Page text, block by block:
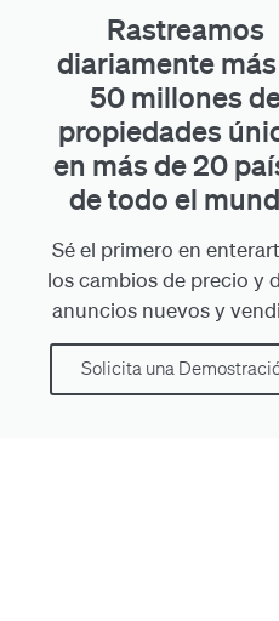
Rastreamos
diariamente
50 millones
propiedades
en más de 20
de todo el
Sé el primero en
los cambios de precio y
anuncios nuevos y
Solicita una